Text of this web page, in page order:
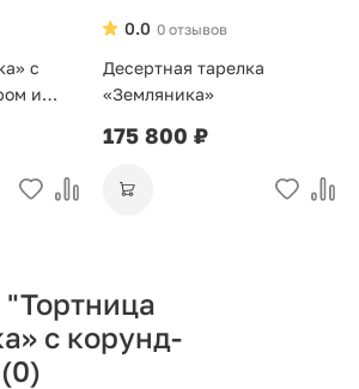
с
и
0 отзывов
0.0
Десертная тарелка
«Земляника»
175 800 ₽
с корунд-
(0)